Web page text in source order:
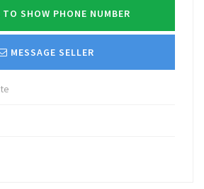
TO SHOW PHONE NUMBER
MESSAGE SELLER